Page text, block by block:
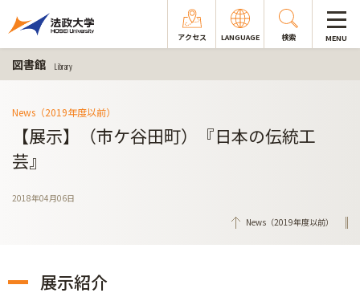
アクセス LANGUAGE 検索 MENU
図書館 Library
News（2019年度以前）
【展示】（市ケ谷田町）『日本の伝統工
芸』
2018年04月06日
News（2019年度以前）
展示紹介